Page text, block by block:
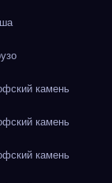
камень
камень
камень